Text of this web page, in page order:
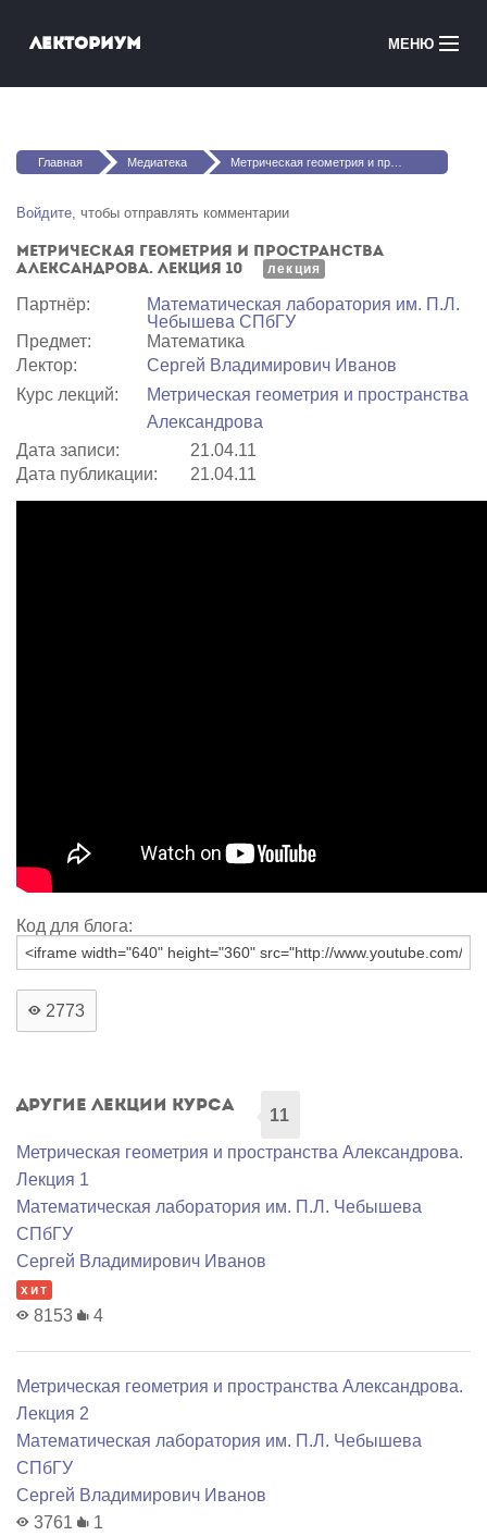
Лекториум МЕНЮ
Медиатека
Courses in English
Войти
Вы здесь
Главная Медиатека Метрическая геометрия и пространства Александрова. Лекция 10
Войдите, чтобы отправлять комментарии
Метрическая геометрия и пространства
Александрова. Лекция 10
лекция
Партнёр:
Математичеcкая лаборатория им. П.Л.
Чебышева СПбГУ
Предмет:
Математика
Лектор:
Сергей Владимирович Иванов
Курс лекций:
Метрическая геометрия и пространства
Александрова
Дата записи:
21.04.11
Дата публикации:
21.04.11
Код для блога:
2773
Другие лекции курса
11
Метрическая геометрия и пространства Александрова.
Лекция 1
Математичеcкая лаборатория им. П.Л. Чебышева
СПбГУ
Сергей Владимирович Иванов
хит
8153 4
Метрическая геометрия и пространства Александрова.
Лекция 2
Математичеcкая лаборатория им. П.Л. Чебышева
СПбГУ
Сергей Владимирович Иванов
3761
1